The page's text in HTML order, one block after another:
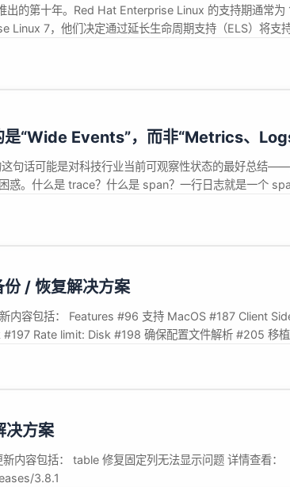
出的第十年。Red Hat Enterprise Linux 的支持期通常为
Linux 7，他们决定通过延长生命周期支持（ELS）将支
宣布他们将为 Ubuntu Pro 客户把 Ubuntu LTS 支持
是“Wide Events”，而非“Metrics、
句话可能是对科技行业当前可观察性状态的最好总结
惑。什么是 trace？什么是 span？一行日志就是一个
吗？如果我有很好的 metric，为什么还需要 trace？诸
/ 恢复解决方案
内容包括： Features #96 支持 MacOS #187 Client
Rate limit: Disk #198 确保配置文件解析 #205 移植
决方案
容包括： table 修复固定列无法显示问题 详情查看：
3.8.1